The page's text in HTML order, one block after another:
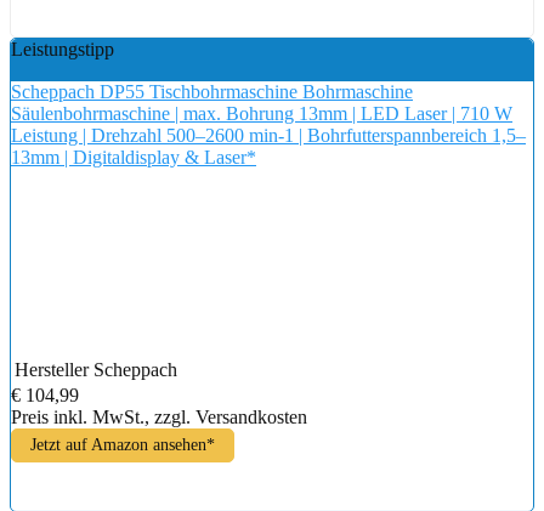
Leistungstipp
Scheppach DP55 Tischbohrmaschine Bohrmaschine
Säulenbohrmaschine | max. Bohrung 13mm | LED Laser | 710 W
Leistung | Drehzahl 500–2600 min-1 | Bohrfutterspannbereich 1,5–
13mm | Digitaldisplay & Laser*
Hersteller Scheppach
€ 104,99
Preis inkl. MwSt., zzgl. Versandkosten
Jetzt auf Amazon ansehen*